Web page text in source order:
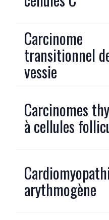
Carcinome
transitionnel
vessie
Carcinomes
à cellules
arythmogène